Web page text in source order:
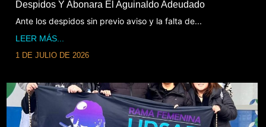
Despidos Y Abonara El Aguinaldo Adeudado
Ante los despidos sin previo aviso y la falta de...
LEER MÁS...
1 DE JULIO DE 2026